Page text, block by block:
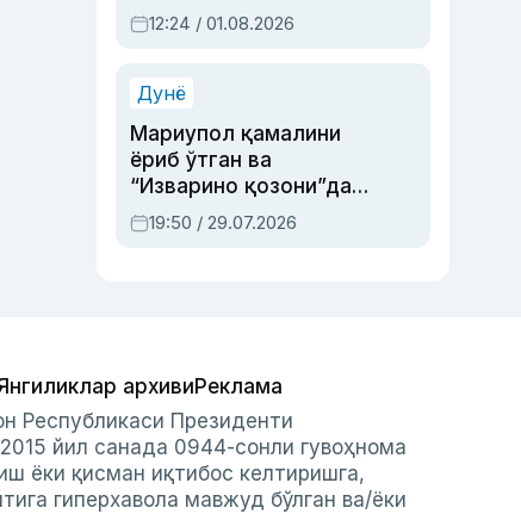
Абдулла Ориповни
сиёсий айбловлардан
12:24 / 01.08.2026
Дунё
Мариупол қамалини
ёриб ўтган ва
“Изварино қозони”дан
чиққан қаҳрамон —
Украина армияси бош
19:50 / 29.07.2026
архивиРеклама
Республикаси Президенти
йил санада 0944-сонли гувоҳнома
ёки қисман иқтибос келтиришга,
гиперхавола мавжуд бўлган ва/ёки